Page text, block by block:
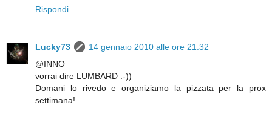
Rispondi
Lucky73
14 gennaio 2010 alle ore 21:32
@INNO
vorrai dire LUMBARD :-))
Domani lo rivedo e organiziamo la pizzata per la prox
settimana!